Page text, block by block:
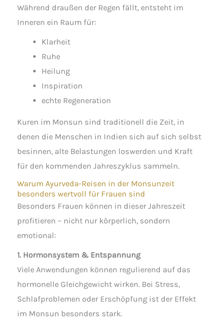
Während draußen der Regen fällt, entsteht im
Inneren ein Raum für:
Klarheit
Ruhe
Heilung
Inspiration
echte Regeneration
Kuren im Monsun sind traditionell die Zeit, in
denen die Menschen in Indien sich auf sich selbst
besinnen, alte Belastungen loswerden und Kraft
für den kommenden Jahreszyklus sammeln.
Warum Ayurveda-Reisen in der Monsunzeit
besonders wertvoll für Frauen sind
Besonders Frauen können in dieser Jahreszeit
profitieren – nicht nur körperlich, sondern
emotional:
1. Hormonsystem & Entspannung
Viele Anwendungen können regulierend auf das
hormonelle Gleichgewicht wirken. Bei Stress,
Schlafproblemen oder Erschöpfung ist der Effekt
im Monsun besonders stark.